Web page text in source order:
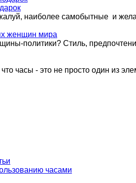
наиболее самобытные и
женщин мира
политики? Стиль,
что часы - это не просто один из
часами